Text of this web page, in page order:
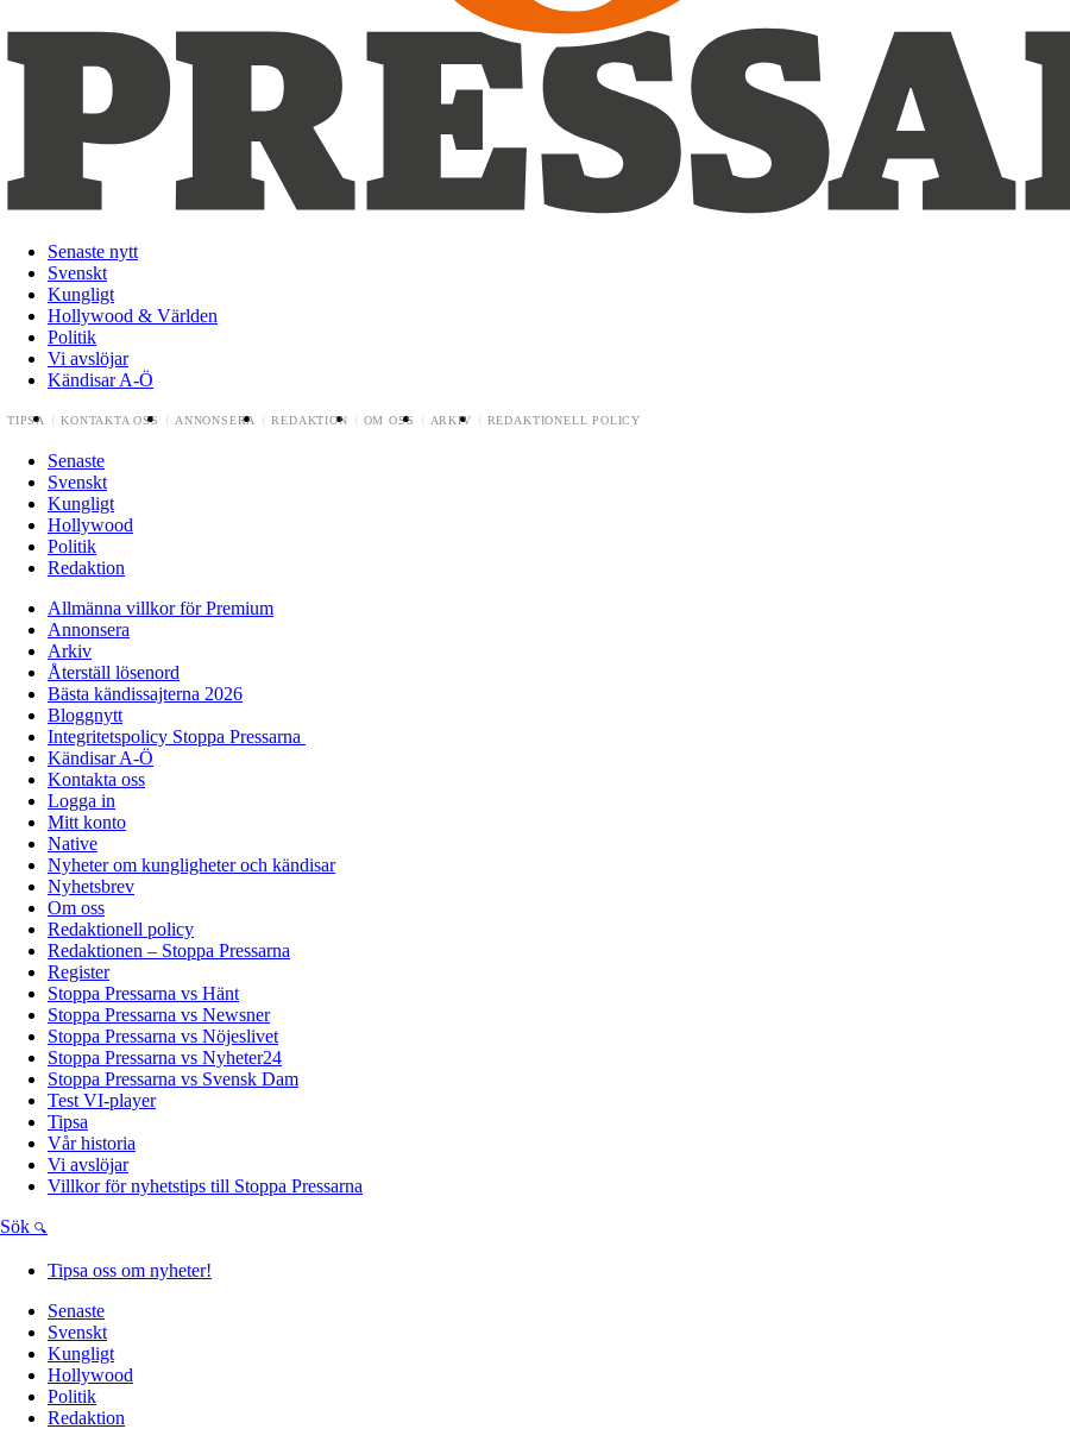
Senaste nytt
Svenskt
Kungligt
Hollywood & Världen
Politik
Vi avslöjar
Kändisar A-Ö
TIPSA KONTAKTA OSS ANNONSERA REDAKTION OM OSS ARKIV REDAKTIONELL POLICY
Senaste
Svenskt
Kungligt
Hollywood
Politik
Redaktion
Allmänna villkor för Premium
Annonsera
Arkiv
Återställ lösenord
Bästa kändissajterna 2026
Bloggnytt
Integritetspolicy Stoppa Pressarna
Kändisar A-Ö
Kontakta oss
Logga in
Mitt konto
Native
Nyheter om kungligheter och kändisar
Nyhetsbrev
Om oss
Redaktionell policy
Redaktionen – Stoppa Pressarna
Register
Stoppa Pressarna vs Hänt
Stoppa Pressarna vs Newsner
Stoppa Pressarna vs Nöjeslivet
Stoppa Pressarna vs Nyheter24
Stoppa Pressarna vs Svensk Dam
Test VI-player
Tipsa
Vår historia
Vi avslöjar
Villkor för nyhetstips till Stoppa Pressarna
Sök
Tipsa oss om nyheter!
Senaste
Svenskt
Kungligt
Hollywood
Politik
Redaktion